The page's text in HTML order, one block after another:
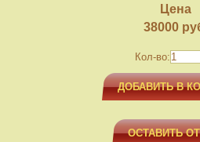
Цена
38000
Кол-во:
ДОБАВИТЬ В
ОСТАВИТЬ